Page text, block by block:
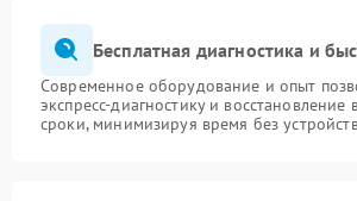
Бесплатная диагностика и
Современное оборудование и опыт
экспресс-диагностику и восстановление
сроки, минимизируя время без